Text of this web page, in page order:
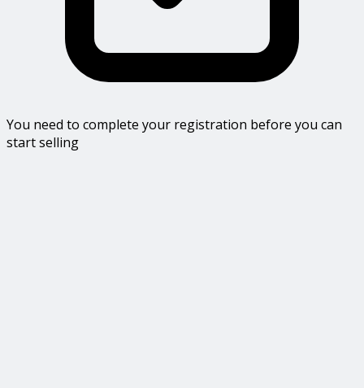
You need to complete your registration before you can
start selling